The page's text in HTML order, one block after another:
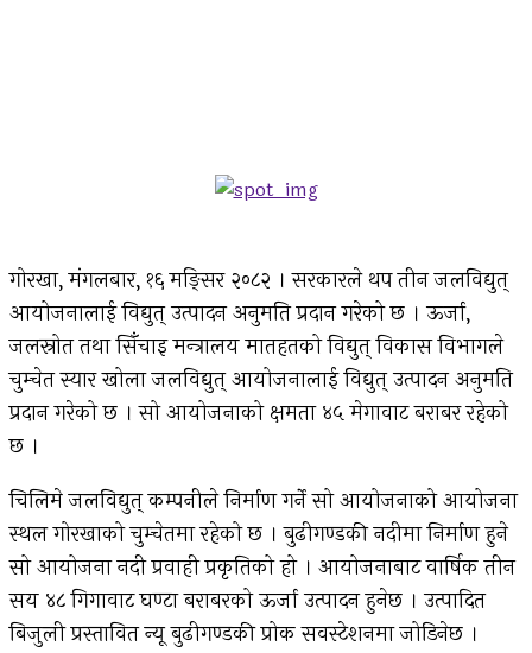
गोरखा, मंगलबार, १६ मङ्सिर २०८२ । सरकारले थप तीन जलविद्युत्
आयोजनालाई विद्युत् उत्पादन अनुमति प्रदान गरेको छ । ऊर्जा,
जलस्रोत तथा सिँचाइ मन्त्रालय मातहतको विद्युत् विकास विभागले
चुम्चेत स्यार खोला जलविद्युत् आयोजनालाई विद्युत् उत्पादन अनुमति
प्रदान गरेको छ । सो आयोजनाको क्षमता ४५ मेगावाट बराबर रहेको
छ ।
चिलिमे जलविद्युत् कम्पनीले निर्माण गर्ने सो आयोजनाको आयोजना
स्थल गोरखाको चुम्चेतमा रहेको छ । बुढीगण्डकी नदीमा निर्माण हुने
सो आयोजना नदी प्रवाही प्रकृतिको हो । आयोजनाबाट वार्षिक तीन
सय ४८ गिगावाट घण्टा बराबरको ऊर्जा उत्पादन हुनेछ । उत्पादित
बिजुली प्रस्तावित न्यू बुढीगण्डकी प्रोक सवस्टेशनमा जोडिनेछ ।